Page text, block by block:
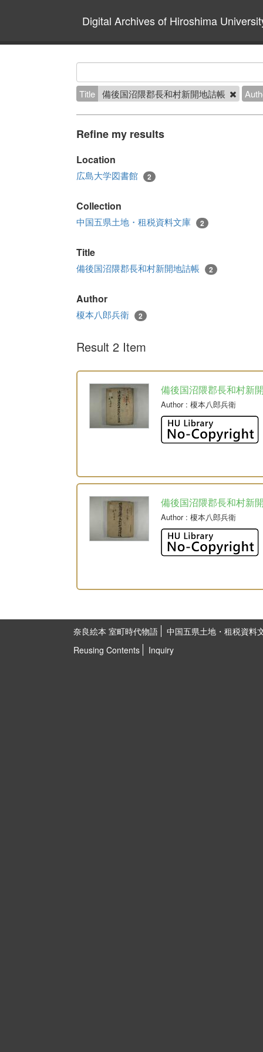
Digital Archives of Hiroshima
Title 備後国沼隈郡長和村新開地詰帳
Refine my results
Location
広島大学図書館 2
Collection
中国五県土地・租税資料文庫 2
Title
備後国沼隈郡長和村新開地詰帳 2
Author
榎本八郎兵衛 2
Result 2 Item
備後国沼隈郡長和村新
Author: 榎本八郎兵衛
備後国沼隈郡長和村新
Author: 榎本八郎兵衛
奈良絵本 室町時代物語
中国五県土地・租税資料
Reusing Contents
Inquiry